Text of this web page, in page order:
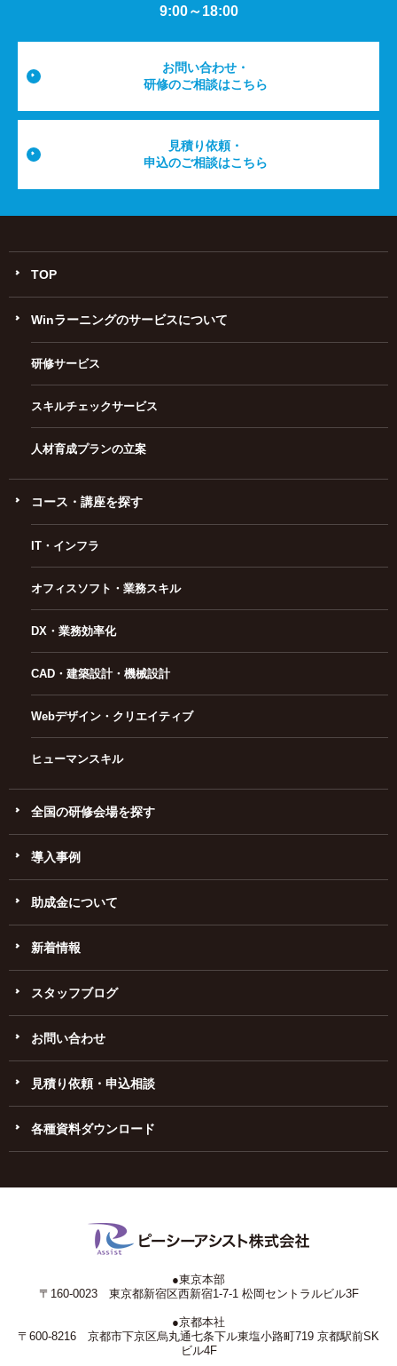
9:00～18:00
お問い合わせ・
研修のご相談はこちら
見積り依頼・
申込のご相談はこちら
TOP
Winラーニングのサービスについて
研修サービス
スキルチェックサービス
人材育成プランの立案
コース・講座を探す
IT・インフラ
オフィスソフト・業務スキル
DX・業務効率化
CAD・建築設計・機械設計
Webデザイン・クリエイティブ
ヒューマンスキル
全国の研修会場を探す
導入事例
助成金について
新着情報
スタッフブログ
お問い合わせ
見積り依頼・申込相談
各種資料ダウンロード
●東京本部
〒160-0023 東京都新宿区西新宿1-7-1 松岡セントラルビル3F
●京都本社
〒600-8216 京都市下京区烏丸通七条下ル東塩小路町719 京都駅前SK
ビル4F